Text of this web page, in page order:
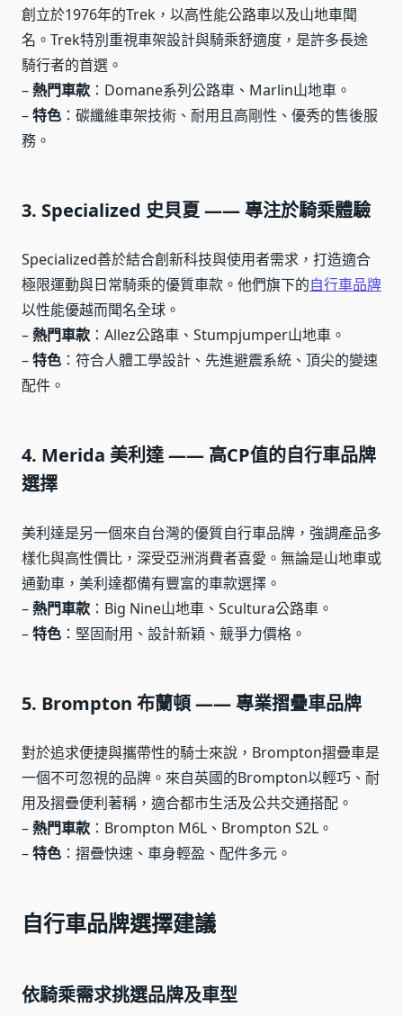
創立於1976年的Trek，以高性能公路車以及山地車聞
名。Trek特別重視車架設計與騎乘舒適度，是許多長途
騎行者的首選。
–熱門車款 ：Domane系列公路車、Marlin山地車。
–特色 ：碳纖維車架技術、耐用且高剛性、優秀的售後服
務。
3. Specialized 史貝夏 —— 專注於騎乘體驗
Specialized善於結合創新科技與使用者需求，打造適合
極限運動與日常騎乘的優質車款。他們旗下的自行車品牌
以性能優越而聞名全球。
–熱門車款 ：Allez公路車、Stumpjumper山地車。
–特色 ：符合人體工學設計、先進避震系統、頂尖的變速
配件。
4. Merida 美利達 —— 高CP值的自行車品牌
選擇
美利達是另一個來自台灣的優質自行車品牌，強調產品多
樣化與高性價比，深受亞洲消費者喜愛。無論是山地車或
通勤車，美利達都備有豐富的車款選擇。
–熱門車款 ：Big Nine山地車、Scultura公路車。
–特色 ：堅固耐用、設計新穎、競爭力價格。
5. Brompton 布蘭頓 —— 專業摺疊車品牌
對於追求便捷與攜帶性的騎士來說，Brompton摺疊車是
一個不可忽視的品牌。來自英國的Brompton以輕巧、耐
用及摺疊便利著稱，適合都市生活及公共交通搭配。
–熱門車款 ：Brompton M6L、Brompton S2L。
–特色 ：摺疊快速、車身輕盈、配件多元。
自行車品牌選擇建議
依騎乘需求挑選品牌及車型